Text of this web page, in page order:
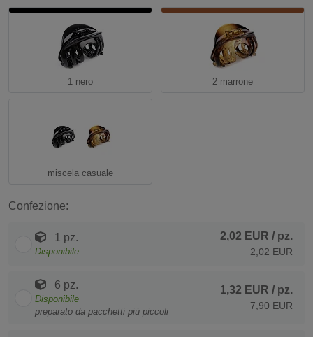
1 nero 2 marrone
miscela casuale
Confezione:
1 pz.
Disponibile
2,02 EUR / pz.
2,02 EUR
6 pz.
Disponibile
preparato da pacchetti più piccoli
1,32 EUR / pz.
7,90 EUR